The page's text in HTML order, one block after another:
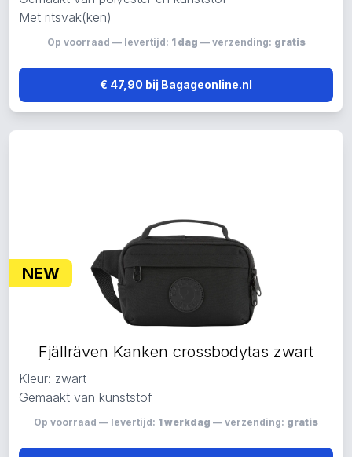
Met ritsvak(ken)
Op voorraad — levertijd: 1 dag — verzending: gratis
€ 47,90 bij Bagageonline.nl
NEW
Fjällräven Kanken crossbodytas zwart
Kleur: zwart
Gemaakt van kunststof
Op voorraad — levertijd: 1 werkdag — verzending: gratis